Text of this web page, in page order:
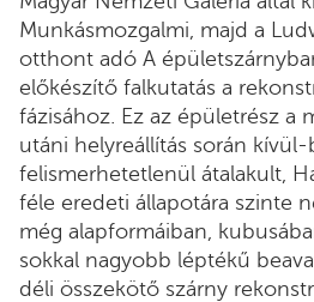
Munkásmozgalmi, majd a
otthont adó A
előkészítő falkutatás a
fázisához. Ez az épületrész a
utáni helyreállítás során kívül-
felismerhetetlenül átalakult,
féle eredeti állapotára szinte
még alapformáiban,
sokkal nagyobb léptékű
déli összekötő szárny